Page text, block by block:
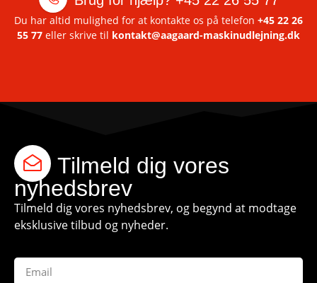
Du har altid mulighed for at kontakte os på telefon +45 22 26
55 77 eller skrive til kontakt@aagaard-maskinudlejning.dk
Tilmeld dig vores
nyhedsbrev
Tilmeld dig vores nyhedsbrev, og begynd at modtage
eksklusive tilbud og nyheder.